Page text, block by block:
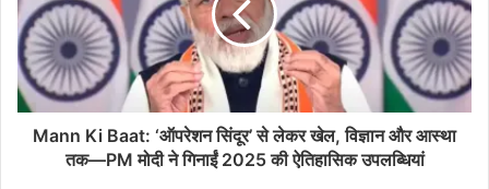
Mann Ki Baat: ‘ऑपरेशन सिंदूर’ से लेकर खेल, विज्ञान और आस्था
तक—PM मोदी ने गिनाईं 2025 की ऐतिहासिक उपलब्धियां